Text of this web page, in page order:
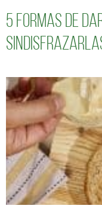
5 formas de